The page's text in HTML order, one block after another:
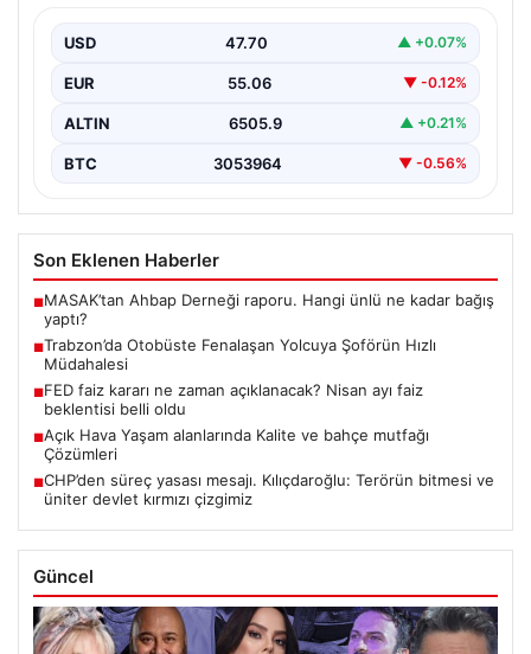
yaşındaki yolcu Hasan Öner’in hayatı, şoför Sinan
Erdoğan’ın…
USD 47.70 ▲ +0.07%
EUR 55.06 ▼ -0.12%
ALTIN 6505.9 ▲ +0.21%
BTC 3053964 ▼ -0.56%
Son Eklenen Haberler
■MASAK’tan Ahbap Derneği raporu. Hangi ünlü ne kadar bağış
yaptı?
■Trabzon’da Otobüste Fenalaşan Yolcuya Şoförün Hızlı
Müdahalesi
■FED faiz kararı ne zaman açıklanacak? Nisan ayı faiz
beklentisi belli oldu
■Açık Hava Yaşam alanlarında Kalite ve bahçe mutfağı
Çözümleri
■CHP’den süreç yasası mesajı. Kılıçdaroğlu: Terörün bitmesi ve
üniter devlet kırmızı çizgimiz
Güncel